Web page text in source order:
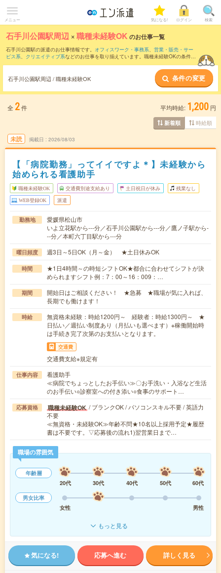
メニュー 気になる! ログイン 検索
石手川公園駅周辺 ×職種未経験OK のお仕事一覧
石手川公園駅の派遣のお仕事情報です。 オフィスワーク・事務系、 営業・販売・サー
ビス系、 クリエイティブ系などのお仕事を取り揃えています。職種未経験OKの条件の
石手川公園駅周辺 / 職種未経験OK 条件の変更
全 2件 平均時給: 1,200 円
新着順 時給順
未読 掲載日 2026/08/03
【「病院勤務」ってイイですよ＊】未経験から
始められる看護助手
職種未経験OK 交通費別途支給あり 土日祝日が休み 残業なし
WEB登録OK 派遣
勤務地
愛媛県松山市
いよ立花駅から---分／石手川公園駅から---分／鷹ノ子駅から-
--分／本町六丁目駅から---分
曜日頻度 週3日～5日OK（月～金） ★土日休みOK
時間
★1日4時間～の時短シフトOK★都合に合わせてシフトが決
められますシフト例：7：00～16：009：…
期間
開始日はご相談ください！ ★急募 ★職場が気に入れば、
長期でも働けます！
時給
無資格未経験：時給1200円～ 経験者：時給1300円～ ★
日払い／週払い制度あり（月払いも選べます）※稼働開始時
は手続き完了次第のお支払いとなります。
交通費
交通費支給※規定有
仕事内容
看護助手
≪病院でちょっとしたお手伝い≫〇お手洗い・入浴など生活
のお手伝い○診察室への付き添い○食事のサポート…
応募資格 職種未経験OK / ブランクOK / パソコンスキル不要 / 英語力
不要
≪無資格・未経験OK≫年齢不問★10名以上採用予定★履歴
書は不要です。▽応募後の流れ1)翌営業日まで…
職場の雰囲気
年齢層
20代
30代 40代 50代
60代
男女比率
女性
男性
もっと見る
気になる! 応募へ進む 詳しく見る